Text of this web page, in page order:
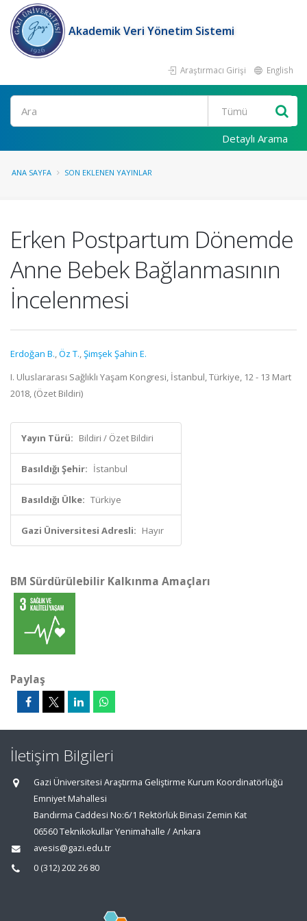
Akademik Veri Yönetim Sistemi
Araştırmacı Girişi English
Ara
Detaylı Arama
ANA SAYFA SON EKLENEN YAYINLAR
Erken Postpartum Dönemde
Anne Bebek Bağlanmasının
İncelenmesi
Erdoğan B.,Öz T.,Şimşek Şahin E.
I. Uluslararası Sağlıklı Yaşam Kongresi, İstanbul, Türkiye, 12 - 13 Mart
2018, (Özet Bildiri)
Yayın Türü: Bildiri / Özet Bildiri
Basıldığı Şehir: İstanbul
Basıldığı Ülke: Türkiye
Gazi Üniversitesi Adresli: Hayır
BM Sürdürülebilir Kalkınma Amaçları
Paylaş
İletişim Bilgileri
Gazi Üniversitesi Araştırma Geliştirme Kurum Koordinatörlüğü
Emniyet Mahallesi
Bandırma Caddesi No:6/1 Rektörlük Binası Zemin Kat
06560 Teknikokullar Yenimahalle / Ankara
avesis@gazi.edu.tr
0 (312) 202 26 80